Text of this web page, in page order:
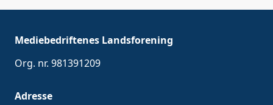
Mediebedriftenes Landsforening
Org. nr. 981391209
Adresse